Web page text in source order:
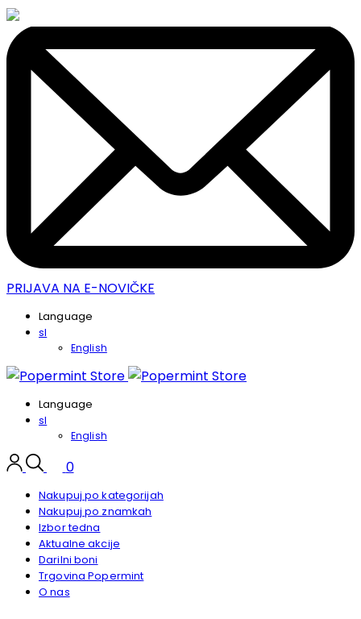
PRIJAVA NA E-NOVIČKE
Language
sl
English
Language
sl
English
0
Nakupuj po kategorijah
Nakupuj po znamkah
Izbor tedna
Aktualne akcije
Darilni boni
Trgovina Popermint
O nas